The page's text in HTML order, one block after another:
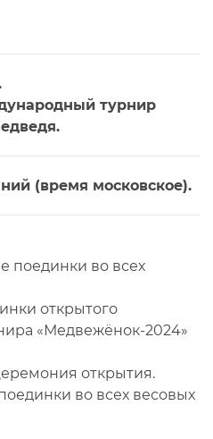
турнир
(время московское).
поединки во всех
открытого
«Медвежёнок-2024»
открытия.
во всех весовых